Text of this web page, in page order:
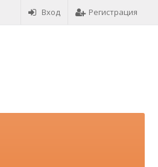
Вход Регистрация